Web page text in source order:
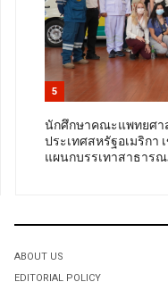
5
นักศึกษาคณะแพทยศา
ประเทศสหรัฐอเมริกา
แผนกบรรเทาสาธาร
ABOUT US
EDITORIAL POLICY